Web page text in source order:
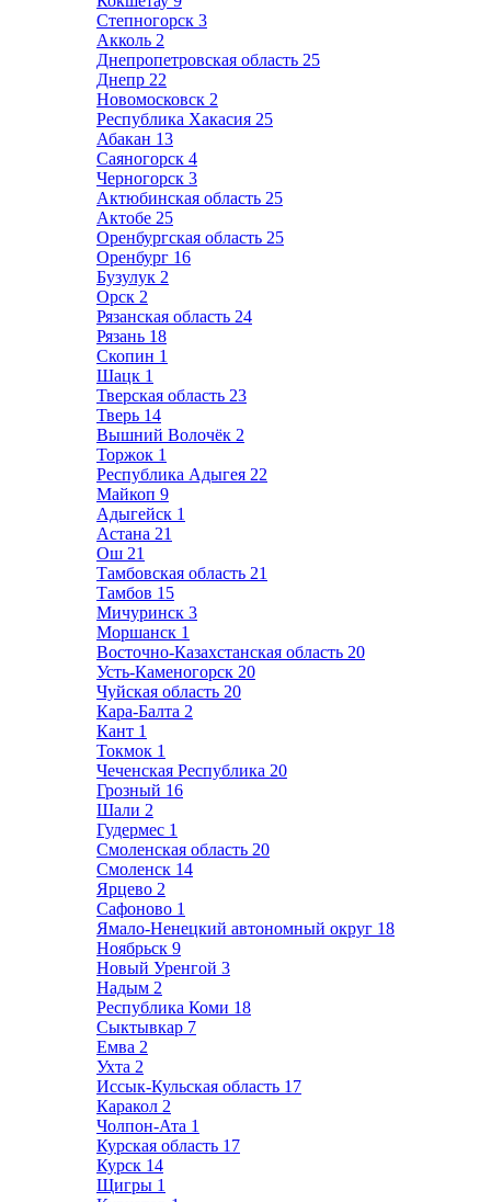
Степногорск 3
Акколь 2
Днепропетровская область 25
Днепр 22
Новомосковск 2
Республика Хакасия 25
Абакан 13
Саяногорск 4
Черногорск 3
Актюбинская область 25
Актобе 25
Оренбургская область 25
Оренбург 16
Бузулук 2
Орск 2
Рязанская область 24
Рязань 18
Скопин 1
Шацк 1
Тверская область 23
Тверь 14
Вышний Волочёк 2
Торжок 1
Республика Адыгея 22
Майкоп 9
Адыгейск 1
Астана 21
Ош 21
Тамбовская область 21
Тамбов 15
Мичуринск 3
Моршанск 1
Восточно-Казахстанская область 20
Усть-Каменогорск 20
Чуйская область 20
Кара-Балта 2
Кант 1
Токмок 1
Чеченская Республика 20
Грозный 16
Шали 2
Гудермес 1
Смоленская область 20
Смоленск 14
Ярцево 2
Сафоново 1
Ямало-Ненецкий автономный округ 18
Ноябрьск 9
Новый Уренгой 3
Надым 2
Республика Коми 18
Сыктывкар 7
Емва 2
Ухта 2
Иссык-Кульская область 17
Каракол 2
Чолпон-Ата 1
Курская область 17
Курск 14
Щигры 1